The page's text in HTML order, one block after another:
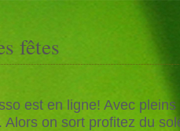
fêtes
est en ligne! Avec pleins
on sort profitez du